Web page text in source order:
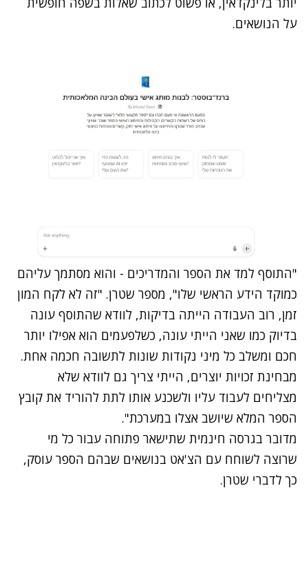
על הנושאים.
"התוסף למד את הספר והמדריכים - והוא מסתמך עליהם
כמוקד הידע הראשי שלו", מספר שטרן. "זה לא לקח המון
זמן, רוב העבודה הייתה בדיקות, לוודא שהתוסף עונה
בדיוק כמו שאני הייתי עונה, כשלפעמים הוא אפילו יותר
חכם ומשלב כל מיני נקודות שונות לתשובה חכמה אחת.
מבחינת זכויות יוצרים, הייתי צריך גם לוודא שלא
מצליחים לעבוד עליו ולשכנע אותו לתת להוריד את קובץ
הספר המלא שיושב אצלו במערכת".
מדובר בגרסה חינמית שתישאר פתוחה עבור כל מי
שרוצה לשוחח עם הצ'אט בנושאים שבהם הספר עוסק,
כך לדברי שטרן.